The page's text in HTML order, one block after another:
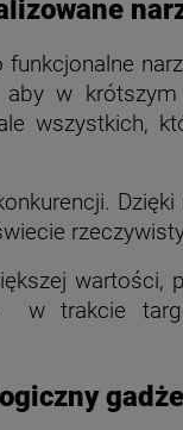
w
wszystkich,
wartości,
trakcie